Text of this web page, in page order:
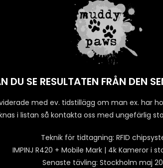
DU SE RESULTATEN FRÅN DEN
med ev. tidstillägg om man ex. har
i listan så kontakta oss med ungefärlig
Teknik för tidtagning: RFID
IMPINJ R420 + Mobile Mark | 4k Kameror i
Senaste tävling: Stockholm maj